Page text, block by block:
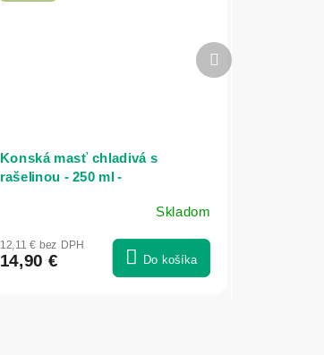
Konská masť chladivá s
rašelinou - 250 ml -
Skladom
12,11 € bez DPH
14,90 € Do košíka
Ďalší
produkt